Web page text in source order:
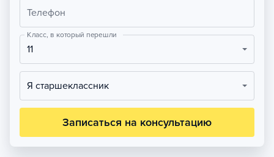
Телефон
Класс, в который перешли
11
Я старшеклассник
Записаться на консультацию